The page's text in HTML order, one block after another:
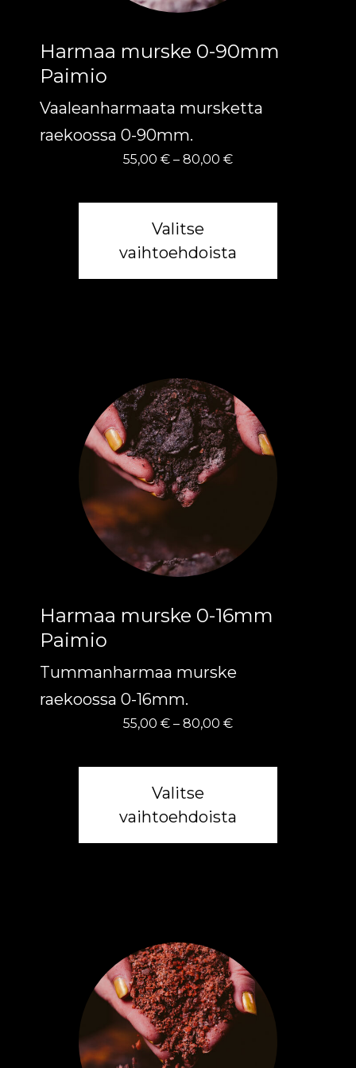
Harmaa murske 0-90mm
Paimio
55,00 € – 80,00 €Hintaluokka:
-
Vaaleanharmaata mursketta
raekoossa 0-90mm.
Valitse
vaihtoehdoista
sivulla.
Harmaa murske 0-16mm
Paimio
55,00 € – 80,00 €Hintaluokka:
-
Tummanharmaa murske
raekoossa 0-16mm.
Valitse
vaihtoehdoista
tuotteella
useampi
muunnelma.
sivulla.
tuotteella
useampi
muunnelma.